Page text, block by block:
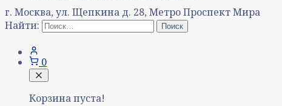
г. Москва, ул. Щепкина д. 28, Метро Проспект Мира
Найти:
0
Корзина пуста!